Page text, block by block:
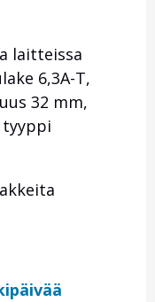
laitteissa
6,3A-T,
32 mm,
tyyppi